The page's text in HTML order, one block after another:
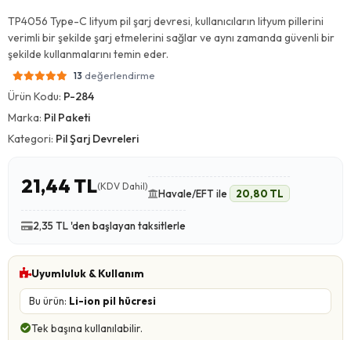
TP4056 Type-C lityum pil şarj devresi, kullanıcıların lityum pillerini
verimli bir şekilde şarj etmelerini sağlar ve aynı zamanda güvenli bir
şekilde kullanmalarını temin eder.
13 değerlendirme
Ürün Kodu: P-284
Marka: Pil Paketi
Kategori: Pil Şarj Devreleri
21,44 TL(KDV Dahil)
Havale/EFT ile 20,80 TL
2,35 TL 'den başlayan taksitlerle
Uyumluluk & Kullanım
Bu ürün: Li-ion pil hücresi
Tek başına kullanılabilir.